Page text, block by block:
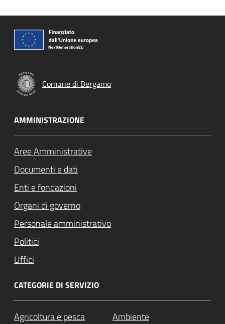
Comune di Bergamo
AMMINISTRAZIONE
Aree Amministrative
Documenti e dati
Enti e fondazioni
Organi di governo
Personale amministrativo
Politici
Uffici
CATEGORIE DI SERVIZIO
Agricoltura e pesca Ambiente